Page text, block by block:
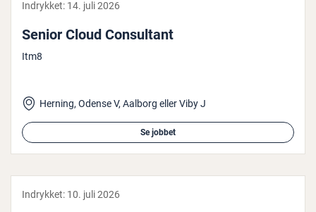
Indrykket: 14. juli 2026
Senior Cloud Con­sul­tant
Itm8
Herning, Odense V, Aalborg eller Viby J
Se jobbet
Indrykket: 10. juli 2026